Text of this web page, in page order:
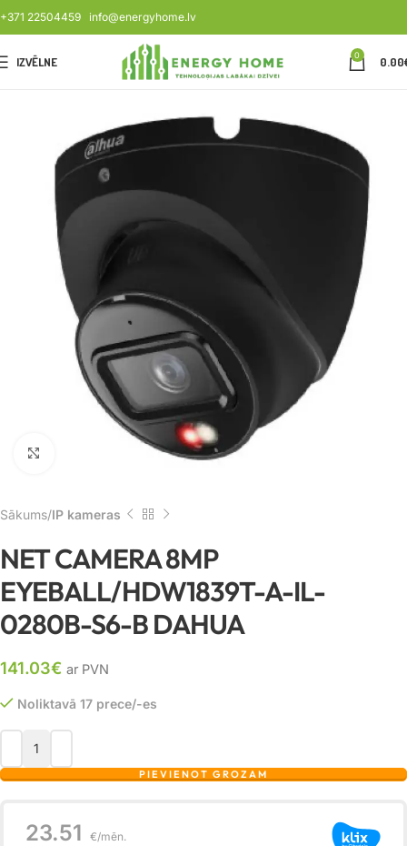
+371 22504459 info@energyhome.lv
IZVĒLNE 0 0.00
Noklikšķiniet, lai palielinātu
Sākums IP kameras
NET CAMERA 8MP
EYEBALL/HDW1839T-A-IL-
0280B-S6-B DAHUA
141.03€ ar PVN
Noliktavā 17 prece/-es
PIEVIENOT GROZAM